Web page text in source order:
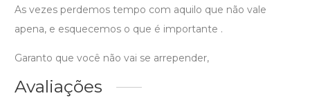
As vezes perdemos tempo com aquilo que não vale
apena, e esquecemos o que é importante .
Garanto que você não vai se arrepender,
Avaliações